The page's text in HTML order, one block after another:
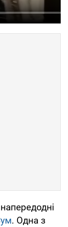
. Одна з